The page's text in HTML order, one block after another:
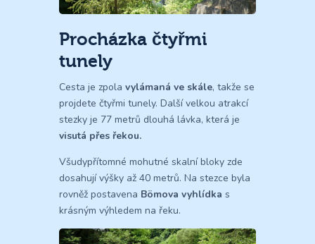
Procházka čtyřmi
tunely
Cesta je zpola vylámaná ve skále, takže se
projdete čtyřmi tunely. Další velkou atrakcí
stezky je 77 metrů dlouhá lávka, která je
visutá přes řekou.
Všudypřítomné mohutné skalní bloky zde
dosahují výšky až 40 metrů. Na stezce byla
rovněž postavena Bömova vyhlídka s
krásným výhledem na řeku.